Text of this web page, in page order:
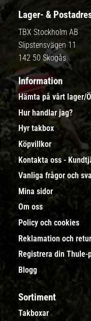
Lager- &
TBX Stockholm AB
Slipstensvägen 11
142 50 Skogås
Information
Hämta på vårt lager/
Hur handlar jag?
Hyr takbox
Köpvillkor
Kontakta oss -
Vanliga frågor och
Mina sidor
Om oss
Policy och cookies
Reklamation och retur
Registrera din Thule-
Blogg
Sortiment
Takboxar